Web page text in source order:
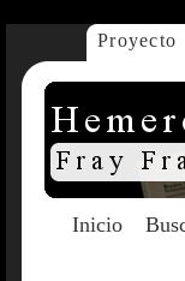
Proyecto
Inicio